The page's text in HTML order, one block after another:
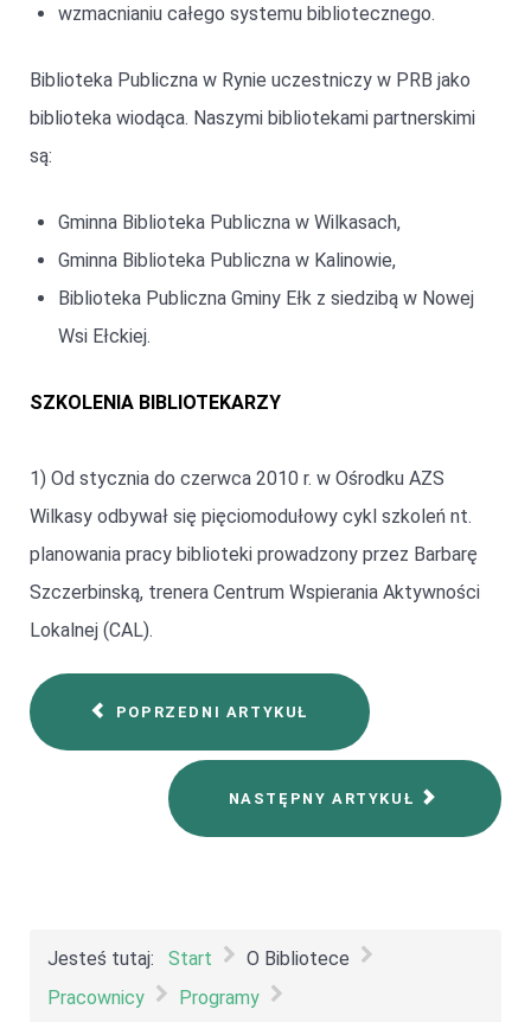
wzmacnianiu całego systemu bibliotecznego.
Biblioteka Publiczna w Rynie uczestniczy w PRB jako
biblioteka wiodąca. Naszymi bibliotekami partnerskimi
są:
Gminna Biblioteka Publiczna w Wilkasach,
Gminna Biblioteka Publiczna w Kalinowie,
Biblioteka Publiczna Gminy Ełk z siedzibą w Nowej
Wsi Ełckiej.
SZKOLENIA BIBLIOTEKARZY
1) Od stycznia do czerwca 2010 r. w Ośrodku AZS
Wilkasy odbywał się pięciomodułowy cykl szkoleń nt.
planowania pracy biblioteki prowadzony przez Barbarę
Szczerbinską, trenera Centrum Wspierania Aktywności
Lokalnej (CAL).
POPRZEDNI ARTYKUŁ
NASTĘPNY ARTYKUŁ
Jesteś tutaj: Start
O Bibliotece
Pracownicy
Programy